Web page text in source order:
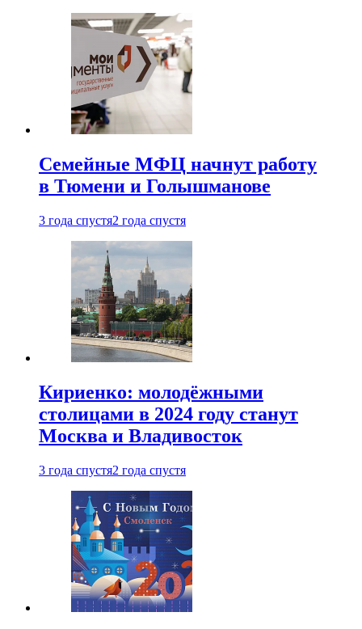
Семейные МФЦ начнут работу
в Тюмени и Голышманове
3 года спустя2 года спустя
Кириенко: молодёжными
столицами в 2024 году станут
Москва и Владивосток
3 года спустя2 года спустя